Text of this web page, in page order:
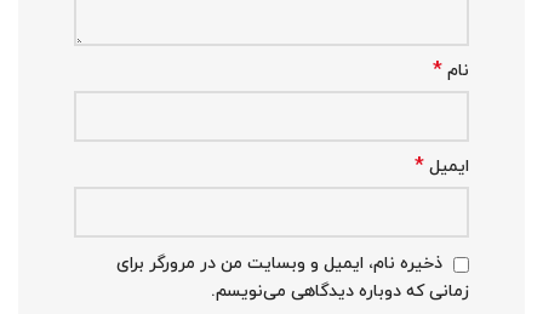
نام *
ایمیل *
ذخیره نام، ایمیل و وبسایت من در مرورگر برای
زمانی که دوباره دیدگاهی می‌نویسم.